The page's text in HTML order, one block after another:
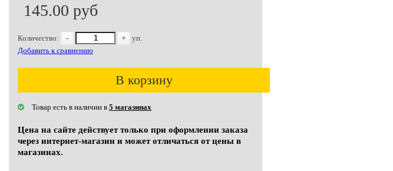
145.00 руб
Количество: - +
уп.
Добавить к сравнению
В корзину
Товар есть в наличии в 5 магазинах
Цена на сайте действует только при оформлении заказа
через интернет-магазин и может отличаться от цены в
магазинах.